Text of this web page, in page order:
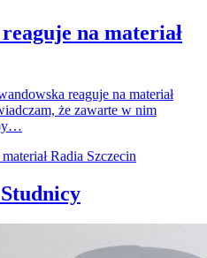
na materiał
reaguje na materiał
że zawarte w nim